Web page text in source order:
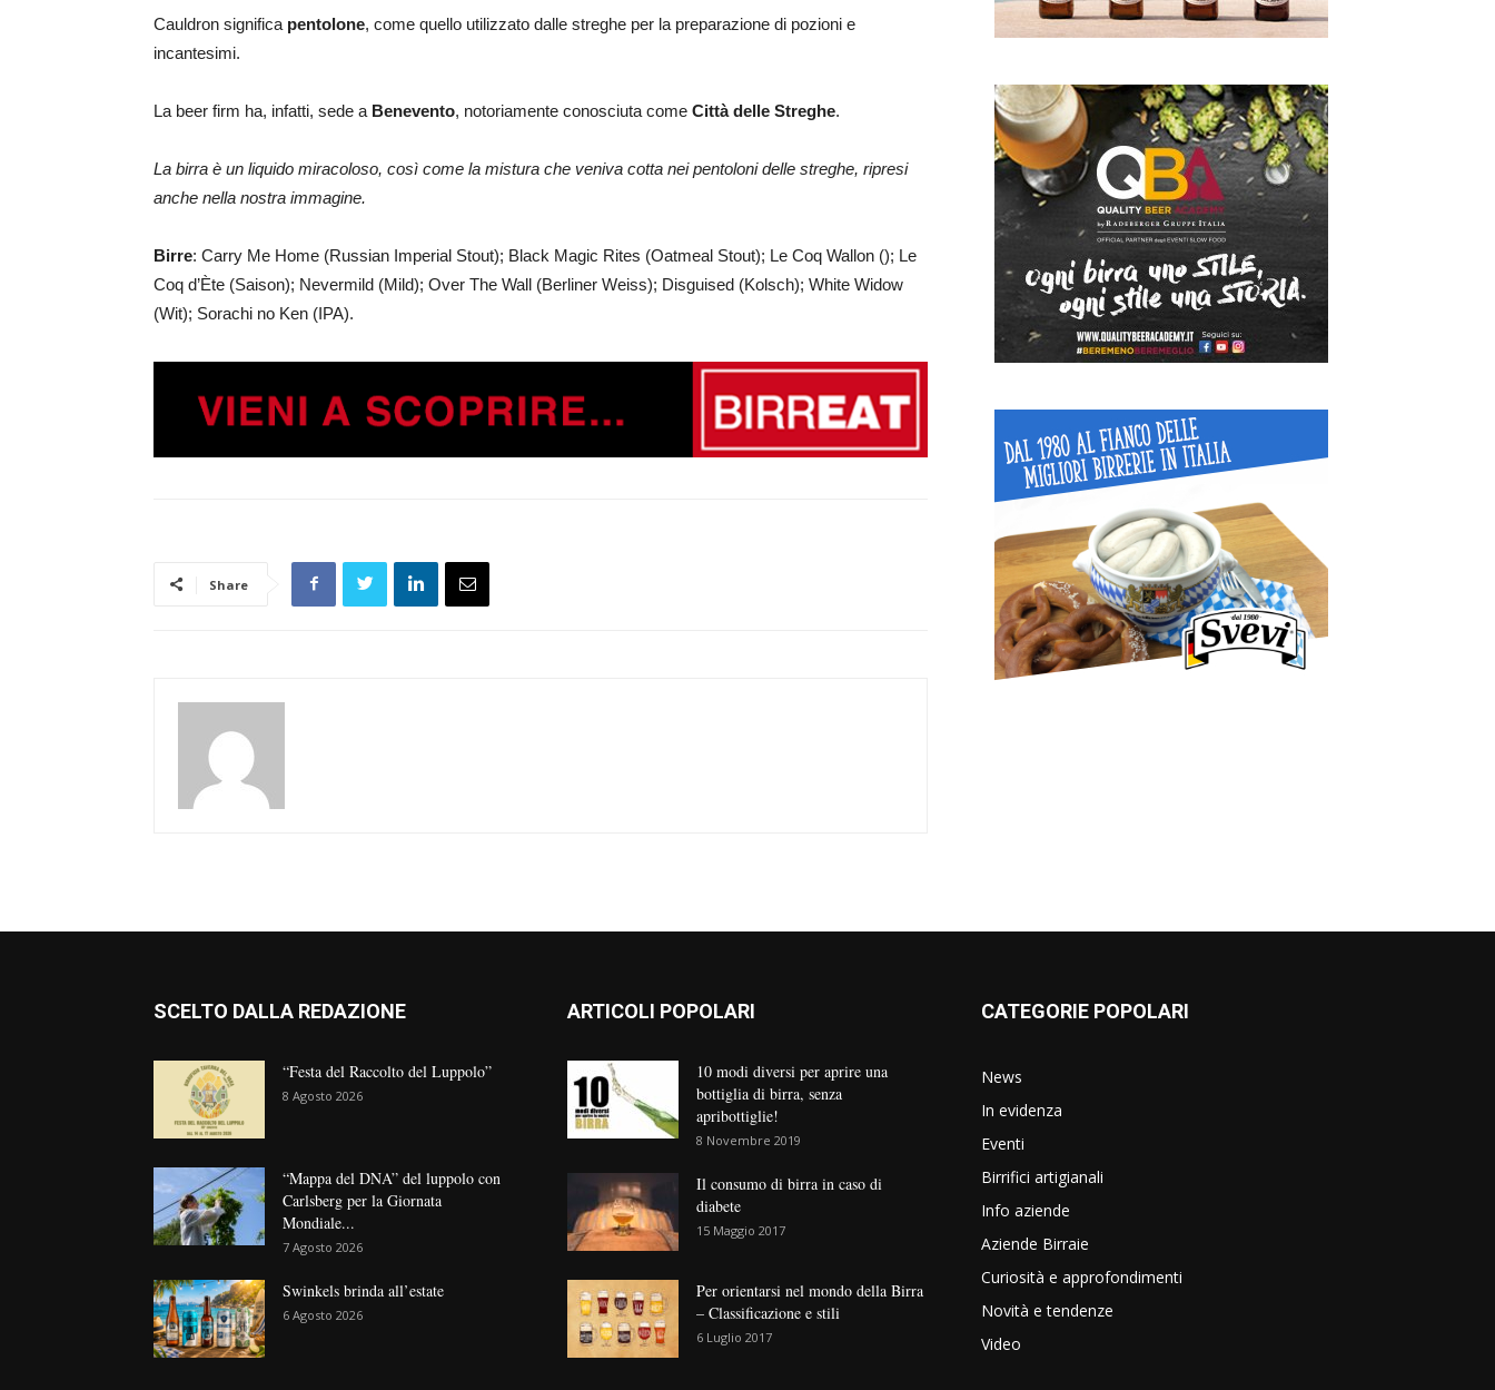
Cauldron significa pentolone, come quello utilizzato dalle streghe per la preparazione di pozioni e
incantesimi.
La beer firm ha, infatti, sede a Benevento, notoriamente conosciuta come Città delle Streghe.
La birra è un liquido miracoloso, così come la mistura che veniva cotta nei pentoloni delle streghe, ripresi
anche nella nostra immagine.
Birre: Carry Me Home (Russian Imperial Stout); Black Magic Rites (Oatmeal Stout); Le Coq Wallon (); Le
Coq d’Ète (Saison); Nevermild (Mild); Over The Wall (Berliner Weiss); Disguised (Kolsch); White Widow
(Wit); Sorachi no Ken (IPA).
Share
SCELTO DALLA REDAZIONE
“Festa del Raccolto del Luppolo”
8 Agosto 2026
“Mappa del DNA” del luppolo con
Carlsberg per la Giornata
Mondiale...
7 Agosto 2026
Swinkels brinda all’estate
6 Agosto 2026
ARTICOLI POPOLARI
10 modi diversi per aprire una
bottiglia di birra, senza
apribottiglie!
8 Novembre 2019
Il consumo di birra in caso di
diabete
15 Maggio 2017
Per orientarsi nel mondo della Birra
– Classificazione e stili
6 Luglio 2017
CATEGORIE POPOLARI
News
In evidenza
Eventi
Birrifici artigianali
Info aziende
Aziende Birraie
Curiosità e approfondimenti
Novità e tendenze
Video